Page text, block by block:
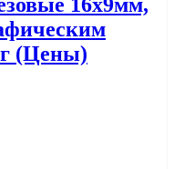
(Цены)